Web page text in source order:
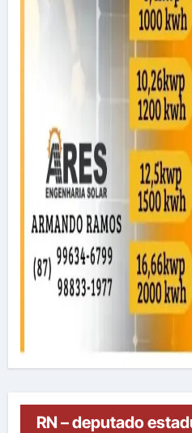
RN – deputado